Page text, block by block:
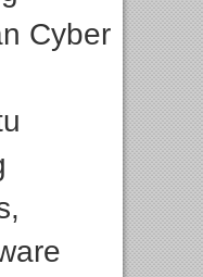
Cyber